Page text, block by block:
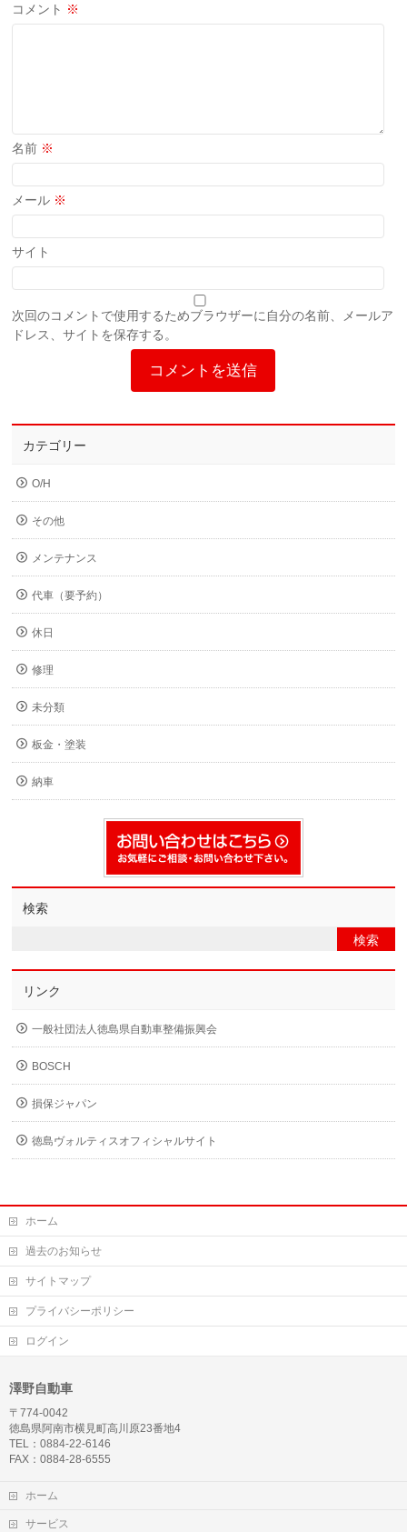
コメント ※
名前 ※
メール ※
サイト
次回のコメントで使用するためブラウザーに自分の名前、メールア
ドレス、サイトを保存する。
カテゴリー
O/H
その他
メンテナンス
代車（要予約）
休日
修理
未分類
板金・塗装
納車
検索
リンク
一般社団法人徳島県自動車整備振興会
BOSCH
損保ジャパン
徳島ヴォルティスオフィシャルサイト
ホーム
過去のお知らせ
サイトマップ
プライバシーポリシー
ログイン
澤野自動車
〒774-0042
徳島県阿南市横見町高川原23番地4
TEL：0884-22-6146
FAX：0884-28-6555
ホーム
サービス